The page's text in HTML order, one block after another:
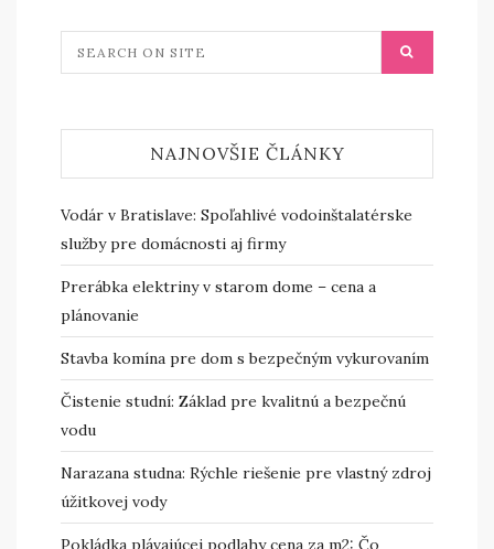
NAJNOVŠIE ČLÁNKY
Vodár v Bratislave: Spoľahlivé vodoinštalatérske
služby pre domácnosti aj firmy
Prerábka elektriny v starom dome – cena a
plánovanie
Stavba komína pre dom s bezpečným vykurovaním
Čistenie studní: Základ pre kvalitnú a bezpečnú
vodu
Narazana studna: Rýchle riešenie pre vlastný zdroj
úžitkovej vody
Pokládka plávajúcej podlahy cena za m2: Čo